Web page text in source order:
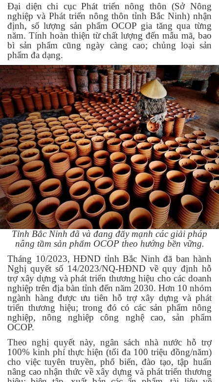
Đại diện chi cục Phát triển nông thôn (Sở Nông
nghiệp và Phát triển nông thôn tỉnh Bắc Ninh) nhận
định, số lượng sản phẩm OCOP gia tăng qua từng
năm. Tính hoàn thiện từ chất lượng đến mẫu mã, bao
bì sản phẩm cũng ngày càng cao; chủng loại sản
phẩm đa dạng.
Tỉnh Bắc Ninh đã và đang đẩy mạnh các giải pháp
nâng tầm sản phẩm OCOP theo hướng bền vững.
Tháng 10/2023, HĐND tỉnh Bắc Ninh đã ban hành
Nghị quyết số 14/2023/NQ-HĐND về quy định hỗ
trợ xây dựng và phát triển thương hiệu cho các doanh
nghiệp trên địa bàn tỉnh đến năm 2030. Hơn 10 nhóm
ngành hàng được ưu tiên hỗ trợ xây dựng và phát
triển thương hiệu; trong đó có các sản phẩm nông
nghiệp, nông nghiệp công nghệ cao, sản phẩm
OCOP.
Theo nghị quyết này, ngân sách nhà nước hỗ trợ
100% kinh phí thực hiện (tối đa 100 triệu đồng/năm)
cho việc tuyên truyền, phổ biến, đào tạo, tập huấn
nâng cao nhận thức về xây dựng và phát triển thương